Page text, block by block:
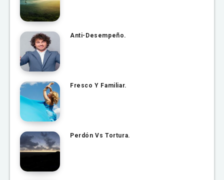
Anti-Desempeño.
Fresco Y Familiar.
Perdón Vs Tortura.